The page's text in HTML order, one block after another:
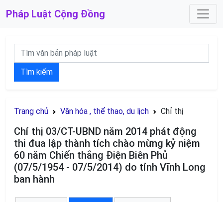
Pháp Luật Cộng Đồng
Tìm kiếm
Trang chủ Văn hóa , thể thao, du lịch Chỉ thị
Chỉ thị 03/CT-UBND năm 2014 phát động
thi đua lập thành tích chào mừng kỷ niệm
60 năm Chiến thắng Điện Biên Phủ
(07/5/1954 - 07/5/2014) do tỉnh Vĩnh Long
ban hành